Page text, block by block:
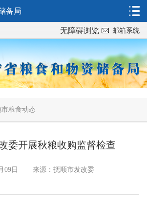
邮箱系统
无障碍浏览
备局
市粮食动态
委开展秋粮收购监督检查
09日
来源：抚顺市发改委